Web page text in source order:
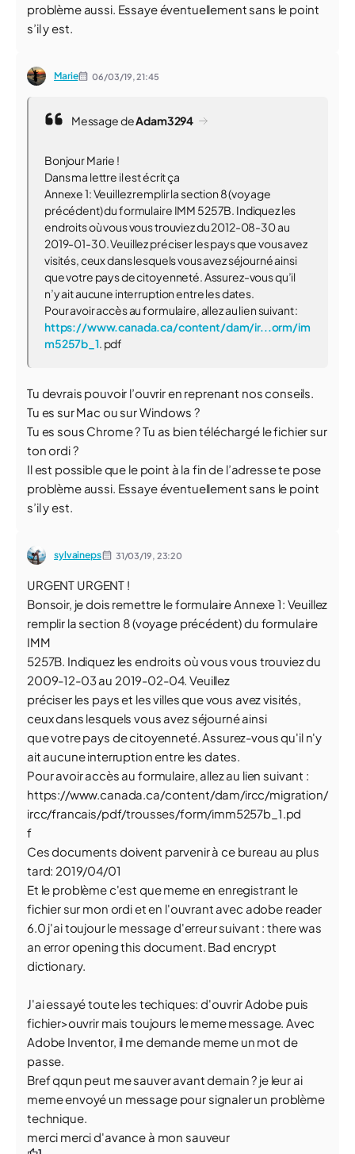
problème aussi. Essaye éventuellement sans le point
s’il y est.
Marie 06/03/19,21:45
Message deAdam3294
Bonjour Marie !
Dans ma lettre il est écrit ça
Annexe 1: Veuillez remplir la section 8 (voyage
précédent) du formulaire IMM 5257B. Indiquez les
endroits où vous vous trouviez du 2012-08-30 au
2019-01-30. Veuillez préciser les pays que vous avez
visités, ceux dans lesquels vous avez séjourné ainsi
que votre pays de citoyenneté. Assurez-vous qu’il
n’y ait aucune interruption entre les dates.
Pour avoir accès au formulaire, allez au lien suivant :
https://www.canada.ca/content/dam/ir...orm/im
m5257b_1. pdf
Tu devrais pouvoir l’ouvrir en reprenant nos conseils.
Tu es sur Mac ou sur Windows ?
Tu es sous Chrome ? Tu as bien téléchargé le fichier sur
ton ordi ?
Il est possible que le point à la fin de l’adresse te pose
problème aussi. Essaye éventuellement sans le point
s’il y est.
sylvaineps 31/03/19, 23:20
URGENT URGENT !
Bonsoir, je dois remettre le formulaire Annexe 1: Veuillez
remplir la section 8 (voyage précédent) du formulaire
IMM
5257B. Indiquez les endroits où vous vous trouviez du
2009-12-03 au 2019-02-04. Veuillez
préciser les pays et les villes que vous avez visités,
ceux dans lesquels vous avez séjourné ainsi
que votre pays de citoyenneté. Assurez-vous qu'il n'y
ait aucune interruption entre les dates.
Pour avoir accès au formulaire, allez au lien suivant :
https://www.canada.ca/content/dam/ircc/migration/
ircc/francais/pdf/trousses/form/imm5257b_1.pd
f
Ces documents doivent parvenir à ce bureau au plus
tard: 2019/04/01
Et le problème c'est que meme en enregistrant le
fichier sur mon ordi et en l'ouvrant avec adobe reader
6.0 j'ai toujour le message d'erreur suivant : there was
an error opening this document. Bad encrypt
dictionary.
J'ai essayé toute les techiques: d'ouvrir Adobe puis
fichier>ouvrir mais toujours le meme message. Avec
Adobe Inventor, il me demande meme un mot de
passe.
Bref qqun peut me sauver avant demain ? je leur ai
meme envoyé un message pour signaler un problème
technique.
merci merci d'avance à mon sauveur